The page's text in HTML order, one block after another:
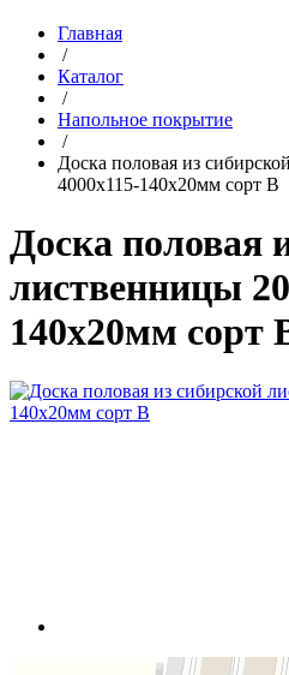
Главная
/
Каталог
/
Напольное покрытие
/
Доска половая из
4000х115-140х20мм сорт В
Доска половая
лиственницы
140х20мм сорт